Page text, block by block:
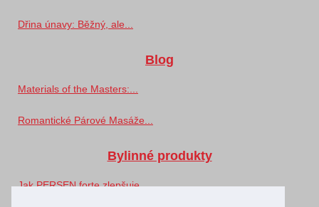
Dřina únavy: Běžný, ale...
Blog
Materials of the Masters:...
Romantické Párové Masáže...
Bylinné produkty
Jak PERSEN forte zlepšuje...